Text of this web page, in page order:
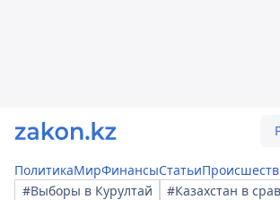
ПолитикаМирФинансыСтатьи
#Выборы в Курултай
#Казахстан в